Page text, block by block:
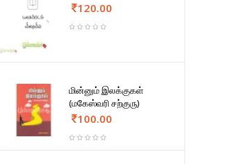
120.00
மின்னும் இலக்குகள்
(மகேஸ்வரி சற்குரு)
100.00